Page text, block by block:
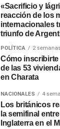
«Sacrificio y
reacción de los
internacionales
triunfo de
POLÍTICA 2
Cómo inscribirte
de las 53
en Charata
NACIONALES 4
Los británicos
la semifinal
Inglaterra en el